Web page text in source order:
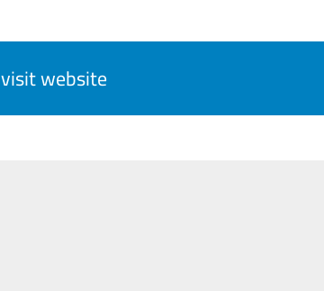
visit website